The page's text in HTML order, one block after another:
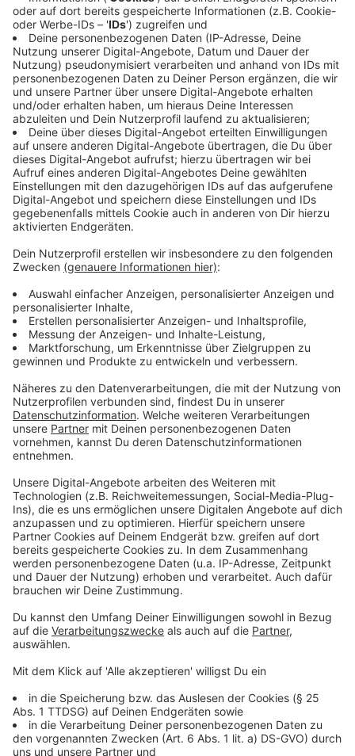
auch über das Risiko, dass es dann in Zukunft mehr
reine Betreuung in den Kitas geht als um frühkindliche
Bildung.
Anzeige
Ministerin Paul verteidigt Pläne
Anzeige
Die geplanten Lockerungen der Personalvorgaben in
nordrhein-westfälischen Kitas stoßen auf heftige
Kritik. In mehreren Petitionen sind innerhalb weniger
gesammelt worden. Die Initiatoren fordern die
Landesregierung auf, das Vorhaben zu stoppen.
"Als Eltern in Nordrhein-Westfalen sind wir entsetzt
von einer der Petitionen. Kinder dürften nicht die
leidtragenden Opfer der strukturellen Probleme
werden. "Nicht nur stellt diese Regelung eine
unglaubliche Belastung für das Kitapersonal dar,
Entwicklung unserer Kinder."
Die nordrhein-westfälische Kinder- und
Familienministerin Josefine Paul (Grüne) verteidigt ihre
Pläne in einem Interview
Anzeige
In Ausfallsituationen nur eine Fachkraft in
Einrichtungen mit bis zu 60 Kindern
Anzeige
Die Landesregierung will mit einer Änderung der